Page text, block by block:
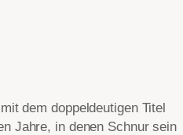
dem doppeldeutigen Titel
Jahre, in denen Schnur sein